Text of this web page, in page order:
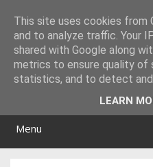
Menu
This site uses cookies from
and to analyze traffic. Your
shared with Google along
metrics to ensure quality of
statistics, and to detect and
LEARN